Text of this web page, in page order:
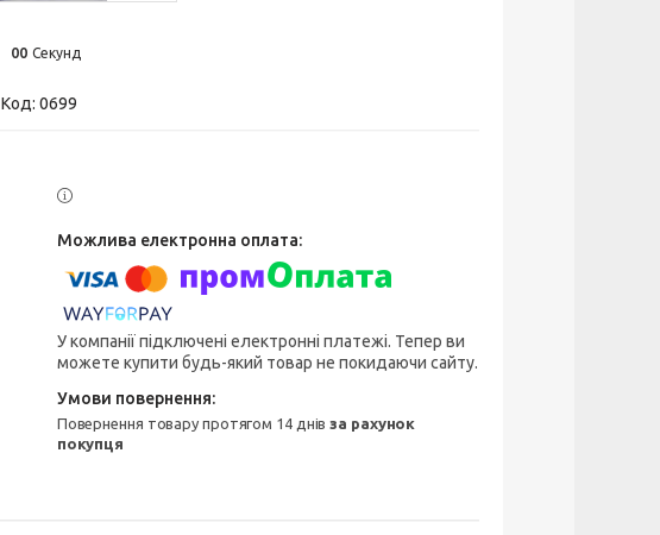
00 Секунд
Код: 0699
У компанії підключені електронні платежі. Тепер ви
можете купити будь-який товар не покидаючи сайту.
повернення товару протягом 14 днівза рахунок
покупця